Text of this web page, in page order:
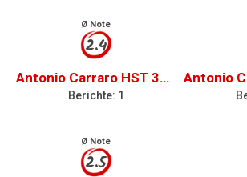
Ø Note
2.4
Antonio Carraro HST 3800
Berichte: 1
Ø Note
2.5